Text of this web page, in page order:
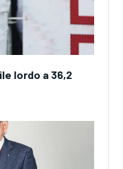
lordo a 36,2